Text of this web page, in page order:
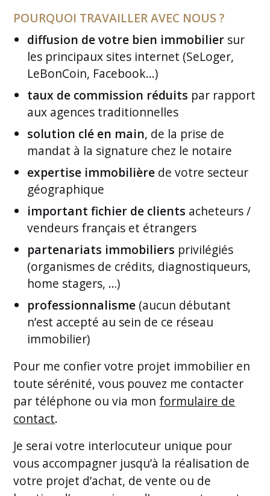
POURQUOI TRAVAILLER AVEC NOUS ?
diffusion de votre bien immobiliersur
les principaux sites internet (SeLoger,
LeBonCoin, Facebook...)
taux de commission réduits par rapport
aux agences traditionnelles
solution clé en main, de la prise de
mandat à la signature chez le notaire
expertise immobilièrede votre secteur
géographique
important fichier de clients acheteurs /
vendeurs français et étrangers
partenariats immobiliers privilégiés
(organismes de crédits, diagnostiqueurs,
home stagers, …)
professionnalisme(aucun débutant
n’est accepté au sein de ce réseau
immobilier)
Pour me confier votre projet immobilier en
toute sérénité, vous pouvez me contacter
par téléphone ou via mon formulaire de
contact.
Je serai votre interlocuteur unique pour
vous accompagner jusqu’à la réalisation de
votre projet d’achat, de vente ou de